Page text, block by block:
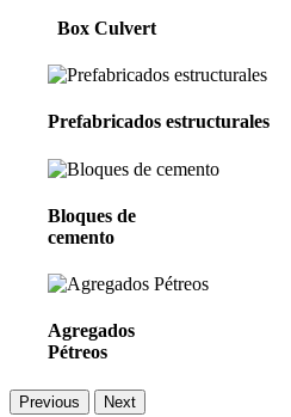
Box Culvert
Prefabricados estructurales
Bloques de
cemento
Agregados
Pétreos
Previous Next